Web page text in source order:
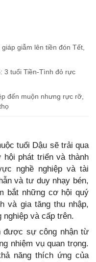
giẫm lên tiền đón Tết,
3 tuổi Tiền-Tình đỏ rực
đến muộn nhưng rực rỡ,
tuổi Dậu sẽ trải qua
phát triển và thành
nghề nghiệp và tài
và tư duy nhạy bén,
bắt những cơ hội quý
và gia tăng thu nhập,
nghiệp và cấp trên.
được sự công nhận từ
nhiệm vụ quan trọng.
năng thích ứng của